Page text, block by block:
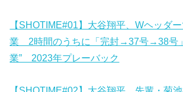
【SHOTIME#01】大谷翔平、Wヘッダ
業 2時間のうちに「完封→37号→38号
業” 2023年プレーバック